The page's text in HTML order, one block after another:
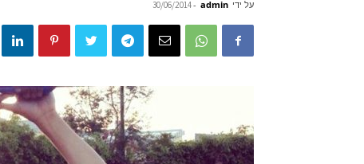
על ידי admin
-
30/06/2014